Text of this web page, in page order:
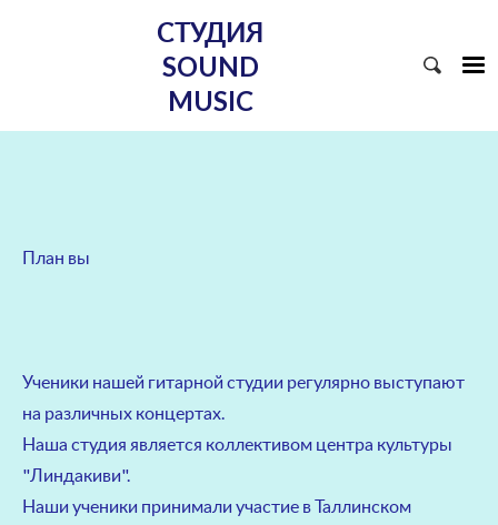
СТУДИЯ
SOUND
MUSIC
План вы
Ученики нашей гитарной студии регулярно выступают
на различных концертах.
Наша студия является коллективом центра культуры
"Линдакиви".
Наши ученики принимали участие в Таллинском